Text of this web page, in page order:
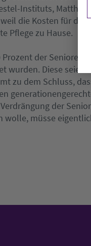
Instituts,
die Kosten für
Pflege zu Hause.
der Senioren
wurden. Diese seien
zu dem Schluss,
der
wolle, müsse